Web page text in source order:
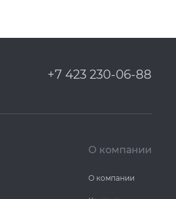
+7 423 230-06-88
О компании
О компании